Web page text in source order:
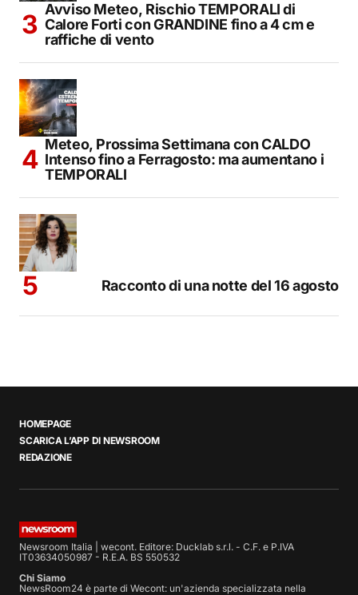
Avviso Meteo, Rischio TEMPORALI di
Calore Forti con GRANDINE fino a 4 cm e
raffiche di vento
Meteo, Prossima Settimana con CALDO
Intenso fino a Ferragosto: ma aumentano i
TEMPORALI
Racconto di una notte del 16 agosto
HOMEPAGE
SCARICA L’APP DI NEWSROOM
REDAZIONE
Newsroom Italia | wecont. Editore: Ducklab s.r.l. - C.F. e P.IVA
IT03634050987 - R.E.A. BS 550532
Chi Siamo
NewsRoom24 è parte di Wecont: un'azienda specializzata nella